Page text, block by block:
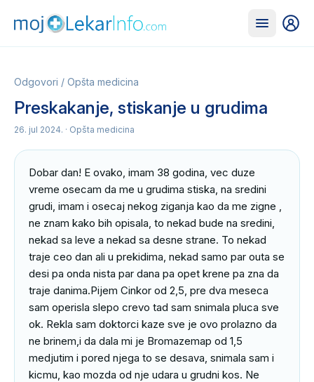
Odgovori / Opšta medicina
Preskakanje, stiskanje u grudima
26. jul 2024. · Opšta medicina
Dobar dan! E ovako, imam 38 godina, vec duze
vreme osecam da me u grudima stiska, na sredini
grudi, imam i osecaj nekog ziganja kao da me zigne ,
ne znam kako bih opisala, to nekad bude na sredini,
nekad sa leve a nekad sa desne strane. To nekad
traje ceo dan ali u prekidima, nekad samo par outa se
desi pa onda nista par dana pa opet krene pa zna da
traje danima.Pijem Cinkor od 2,5, pre dva meseca
sam operisla slepo crevo tad sam snimala pluca sve
ok. Rekla sam doktorci kaze sve je ovo prolazno da
ne brinem,i da dala mi je Bromazemap od 1,5
medjutim i pored njega to se desava, snimala sam i
kicmu, kao mozda od nje udara u grudni kos. Ne